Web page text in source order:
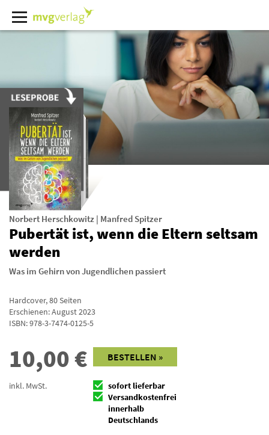
Norbert Herschkowitz | Manfred Spitzer
Pubertät ist, wenn die Eltern seltsam
werden
Was im Gehirn von Jugendlichen passiert
Hardcover,80Seiten
Erschienen: August 2023
ISBN:978-3-7474-0125-5
10,00€
inkl. MwSt.
BESTELLEN »
sofort lieferbar
Versandkostenfrei
innerhalb
Deutschlands